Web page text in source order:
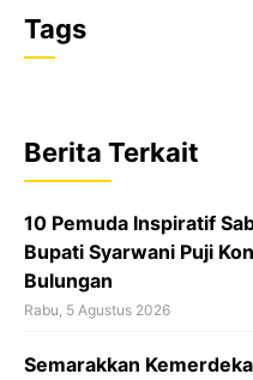
a
c
b
o
o
k
s
A
p
p
a
d
s
Tags
Berita Terkait
10 Pemuda Inspiratif
Bupati Syarwani Puji
Bulungan
Rabu, 5 Agustus 2026
Semarakkan